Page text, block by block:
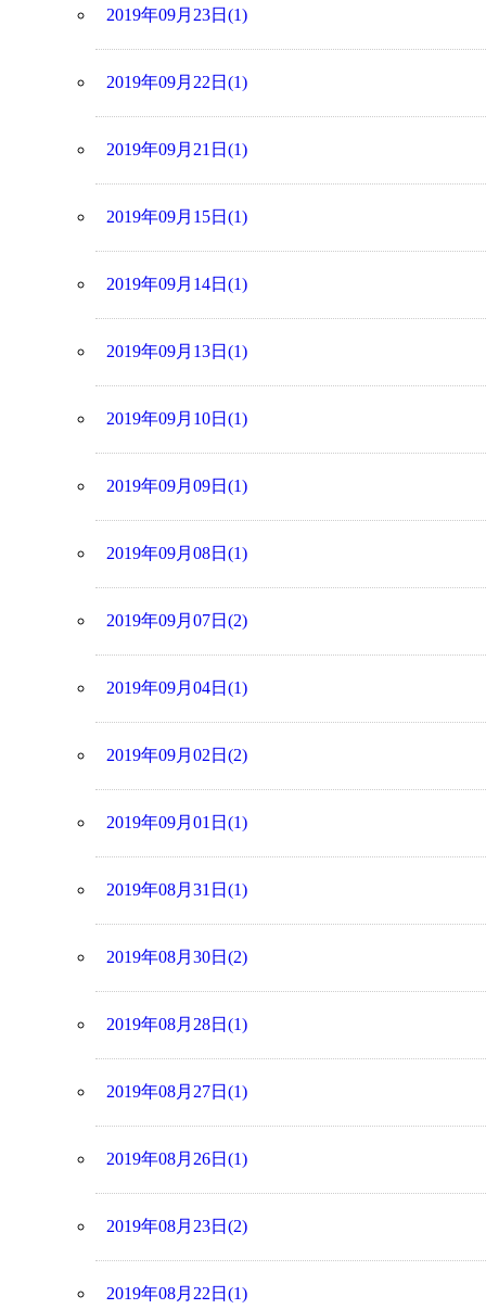
2019年09月23日(1)
2019年09月22日(1)
2019年09月21日(1)
2019年09月15日(1)
2019年09月14日(1)
2019年09月13日(1)
2019年09月10日(1)
2019年09月09日(1)
2019年09月08日(1)
2019年09月07日(2)
2019年09月04日(1)
2019年09月02日(2)
2019年09月01日(1)
2019年08月31日(1)
2019年08月30日(2)
2019年08月28日(1)
2019年08月27日(1)
2019年08月26日(1)
2019年08月23日(2)
2019年08月22日(1)